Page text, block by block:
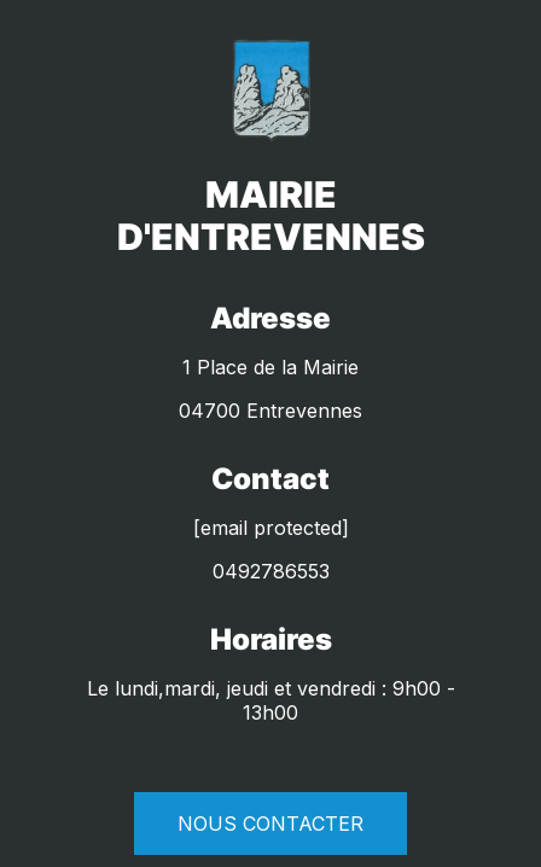
MAIRIE
D'ENTREVENNES
Adresse
1 Place de la Mairie
04700 Entrevennes
Contact
[email protected]
0492786553
Horaires
Le lundi,mardi, jeudi et vendredi : 9h00 -
13h00
NOUS CONTACTER